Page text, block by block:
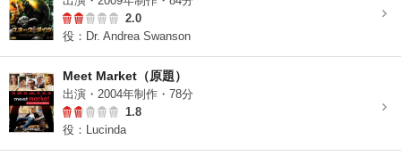
2.0
役：Dr. Andrea Swanson
Meet Market（原題）
出演・2004年制作・78分
1.8
役：Lucinda